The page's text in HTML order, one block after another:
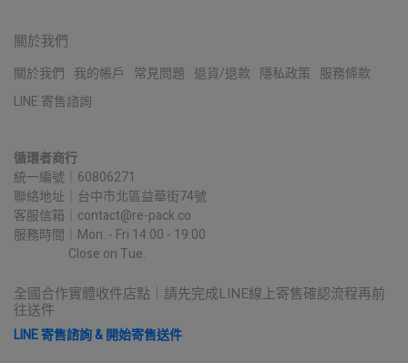
關於我們
關於我們 我的帳戶 常見問題 退貨/退款 隱私政策 服務條款
LINE 寄售諮詢
循環者商行
統一編號｜60806271
聯絡地址｜台中市北區益華街74號
客服信箱｜contact@re-pack.co
服務時間｜Mon. - Fri 14:00 - 19:00
Close on Tue.
全國合作實體收件店點｜請先完成LINE線上寄售確認流程再前
往送件
LINE 寄售諮詢 & 開始寄售送件